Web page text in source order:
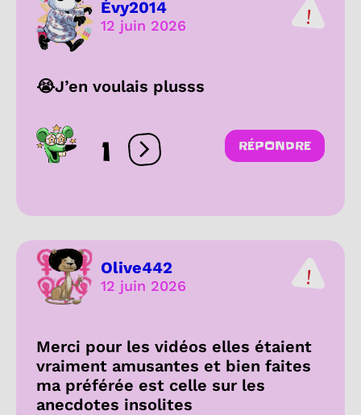
Évy2014
12 juin 2026
😭J’en voulais plusss
1 Ouvrir les réactions
RÉPONDRE
Olive442
12 juin 2026
Merci pour les vidéos elles étaient
vraiment amusantes et bien faites
ma préférée est celle sur les
anecdotes insolites